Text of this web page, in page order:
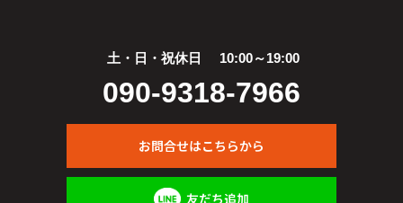
土・日・祝休日 10:00～19:00
090-9318-7966
お問合せはこちらから
友だち追加